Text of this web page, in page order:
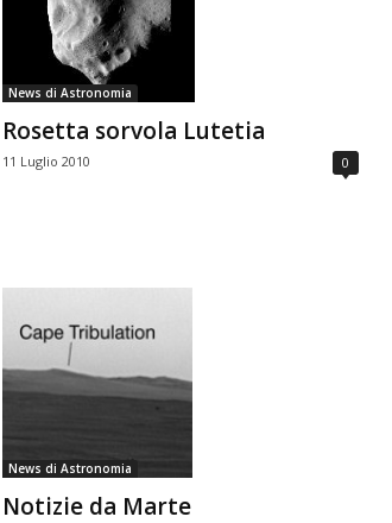
News di Astronomia
Rosetta sorvola Lutetia
11 Luglio 2010 0
News di Astronomia
Notizie da Marte